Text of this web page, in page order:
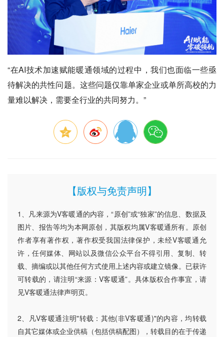
“在AI技术加速赋能暖通领域的过程中，我们也面临一些亟
待解决的共性问题。这些问题仅靠单家企业或单所高校的力
量难以解决，需要全行业的共同努力。”
【版权与免责声明】
1、凡来源为V客暖通的内容，“原创”或“独家”的信息、数据及
图片、报告等均为本网原创，其版权均属V客暖通所有。原创
作者享有著作权，著作权受我国法律保护，未经V客暖通允
许，任何媒体、网站以及微信公众平台不得引用、复制、转
载、摘编或以其他任何方式使用上述内容或建立镜像。已获许
可转载的，请注明“来源：V客暖通”。具体版权合作事宜，请
见V客暖通法律声明页。
2、凡V客暖通注明"转载：其他(非V客暖通)"的内容，均转载
自其它媒体或企业供稿（包括供稿配图），转载目的在于传递